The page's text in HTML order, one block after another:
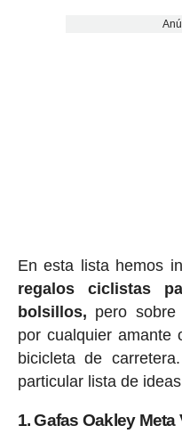
En esta lista hemos
regalos ciclistas
bolsillos, pero
por cualquier
bicicleta de
particular lista de
1. Gafas Oakley Meta